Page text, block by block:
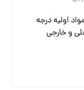
اولیه درجه
و خارجی